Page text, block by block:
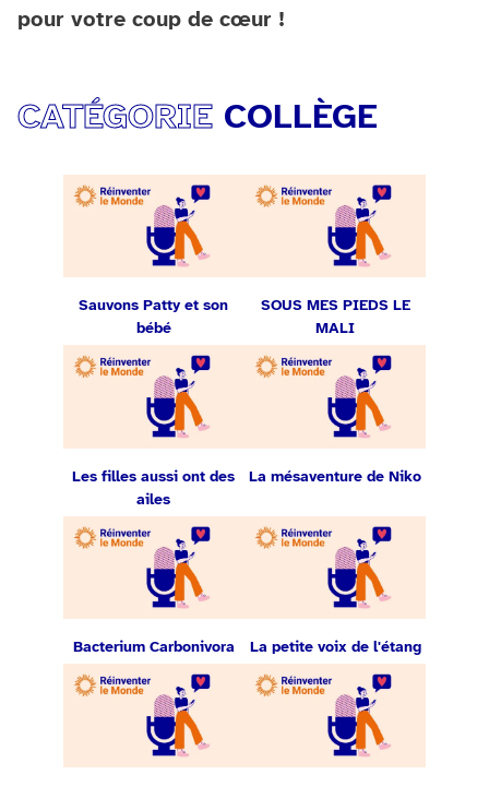
pour votre coup de cœur !
CATÉGORIE COLLÈGE
Sauvons Patty et son
bébé
SOUS MES PIEDS LE
MALI
Les filles aussi ont des
ailes
La mésaventure de Niko
Bacterium Carbonivora La petite voix de l'étang